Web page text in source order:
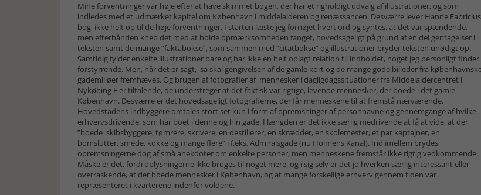
Mine forventninger var høje efter at have skimmet bogen, der har et righoldigt udvalg af illustrationer, og som
indledes med et udmærket kapitel om København i middelalderen og renæssancen. Desværre lever Hanne
bog ikke helt op til de høje forventninger. I starten læste jeg fornøjet hvert ord og syntes, at det var spændende,
men efterhånden kneb det med at holde opmærksomheden fanget, hovedsageligt på grund af en del gentagelser i
teksten samt de mange ”faktabokse”, som sammen med ”citatbokse” og illustrationer bryder teksten unødigt op.
Samtidig fylder enkelte illustrationer bare og har ikke en helt oplagt relation til indholdet, noget jeg personligt finder
forstyrrende. Men, når det er sagt, så skal gengivelsen af de gamle kort og de mange gode billeder fra
gademiljøer fremhæves. Og brugen af fotografier af mennesker i dagligdagssituationer fra Middelaldercentret i
Nykøbing F er tiltalende, de understreger at det faktisk var rigtige, levende mennesker, der boede i det gamle
København. Desværre er det hovedsageligt fotografierne, der får menneskene til at fremstå nærværende.
Hovedstadens indbyggere omtales stort set kun i form af opremsninger af personnavne og gennemgange af hvilke
erhvervsdrivende, som har boet i denne og hin gade. I længden er det ikke særlig medrivende at få at vide, at der
”boede skibsbyggere, tømrere, skrivere, en destillerer, en skrædder, en skolemester, et par kaptajner, en
bomslutter, smede, kokke og mange flere” i f.eks. Admiralsgade (nu Holmens Kanal). Ind imellem brydes
opremsningerne dog af små anekdoter om enkelte personer, men menneskene fremstår ikke rigtig vedkommende.
Måske er det, fordi oplysningerne ikke bruges til noget mere, og i sig selv er det jo hverken særlig interessant eller
overraskende, at der boede mennesker i København, og at mange forskellige erhverv gennem tiden var
repræsenteret i kvarterene indenfor voldene.